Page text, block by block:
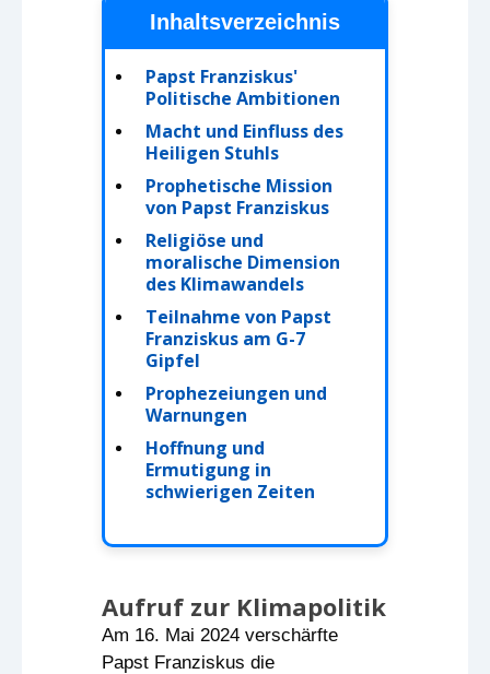
Inhaltsverzeichnis
Papst Franziskus'
Politische Ambitionen
Macht und Einfluss des
Heiligen Stuhls
Prophetische Mission
von Papst Franziskus
Religiöse und
moralische Dimension
des Klimawandels
Teilnahme von Papst
Franziskus am G-7
Gipfel
Prophezeiungen und
Warnungen
Hoffnung und
Ermutigung in
schwierigen Zeiten
Aufruf zur Klimapolitik
Am 16. Mai 2024 verschärfte
Papst Franziskus die